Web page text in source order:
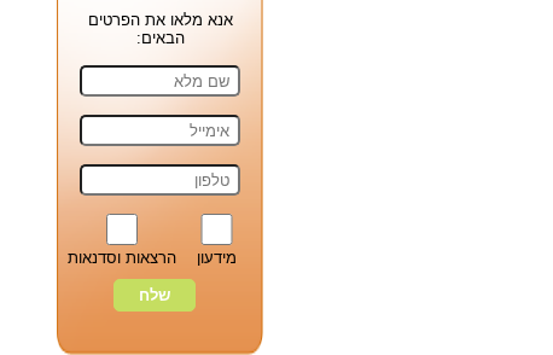
אנא מלאו את הפרטים
הבאים:
מידעון הרצאות וסדנאות